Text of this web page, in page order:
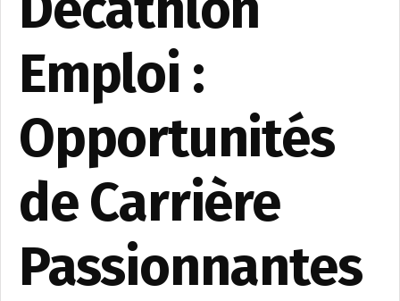
Emploi :
Opportunités
de Carrière
Passionnantes